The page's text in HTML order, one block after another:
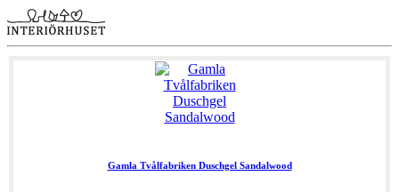
Gamla Tvålfabriken Duschgel Sandalwood